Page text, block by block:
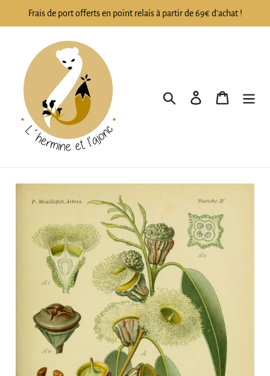
au
Frais de port offerts en point relais à partir de 69€ d'achat !
RechercherSe connecter
Panier